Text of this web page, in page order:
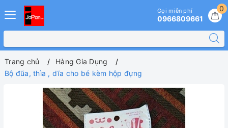
0
Gọi miễn phí
0966809661
Trang chủ
Hàng Gia Dụng
Bộ đũa, thìa , dĩa cho bé kèm hộp đựng